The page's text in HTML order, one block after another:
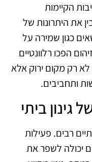
הקיימות
את היתרונות של
פרטיות. בשנת 2025, נושאים כגון שמירה על
הפכו רלוונטיים
לא רק מקום ירוק אלא
ותחביבים.
גינון ביתי
רבים. פעילות
יכולה לשפר את